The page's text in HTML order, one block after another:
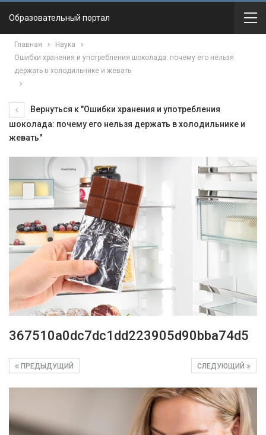
Образовательный портал
Главная
Наука
Ошибки хранения и употребления шоколада: почему его нельзя
держать в холодильнике и жевать
Вернуться к "Ошибки хранения и употребления
шоколада: почему его нельзя держать в холодильнике и
жевать"
367510a0dc7dc1dd223905d90bba74d5
СЛЕДУЮЩИЙ
ПРЕДЫДУЩИЙ